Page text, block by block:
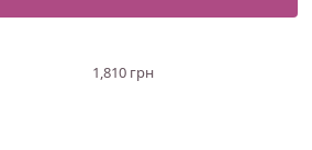
1,810 грн